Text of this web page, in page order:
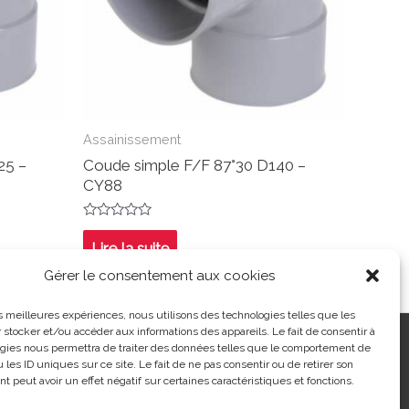
Gérer le consentement aux cookies
meilleures expériences, nous utilisons des technologies telles que les
stocker et/ou accéder aux informations des appareils. Le fait de consentir à
nous permettra de traiter des données telles que le comportement de
les ID uniques sur ce site. Le fait de ne pas consentir ou de retirer son
peut avoir un effet négatif sur certaines caractéristiques et fonctions.
–
Assainissement
Coude simple F/F 87°30 D140 –
CY88
Note
Lire la suite
|Contact| 03 21 48 40 08